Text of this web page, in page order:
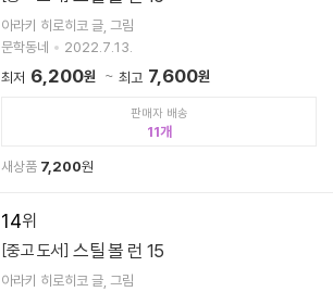
아라키 히로히코 글, 그림
문학동네
2022.7.13.
최저 6,200원 최고 7,600원
판매자 배송
11
새상품 7,200원
14
[중고 도서] 스틸 볼 런 15
아라키 히로히코 글, 그림